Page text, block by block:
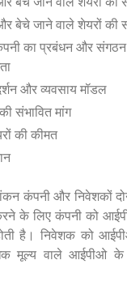
बेचे जाने वाले शेयरों की
का प्रबंधन और संगठन
और व्यवसाय मॉडल
संभावित मांग
की कीमत
कंपनी और निवेशकों
के लिए कंपनी को
है। निवेशक को
मूल्य वाले आईपीओ